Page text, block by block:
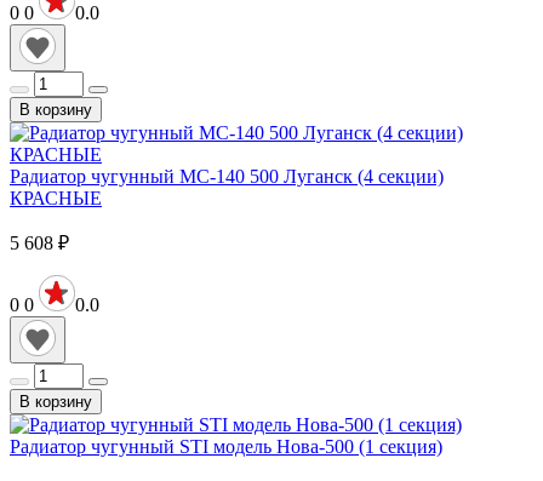
0 0 0.0
В корзину
Радиатор чугунный МС-140 500 Луганск (4 секции)
КРАСНЫЕ
5 608 ₽
0 0 0.0
В корзину
Радиатор чугунный STI модель Нова-500 (1 секция)